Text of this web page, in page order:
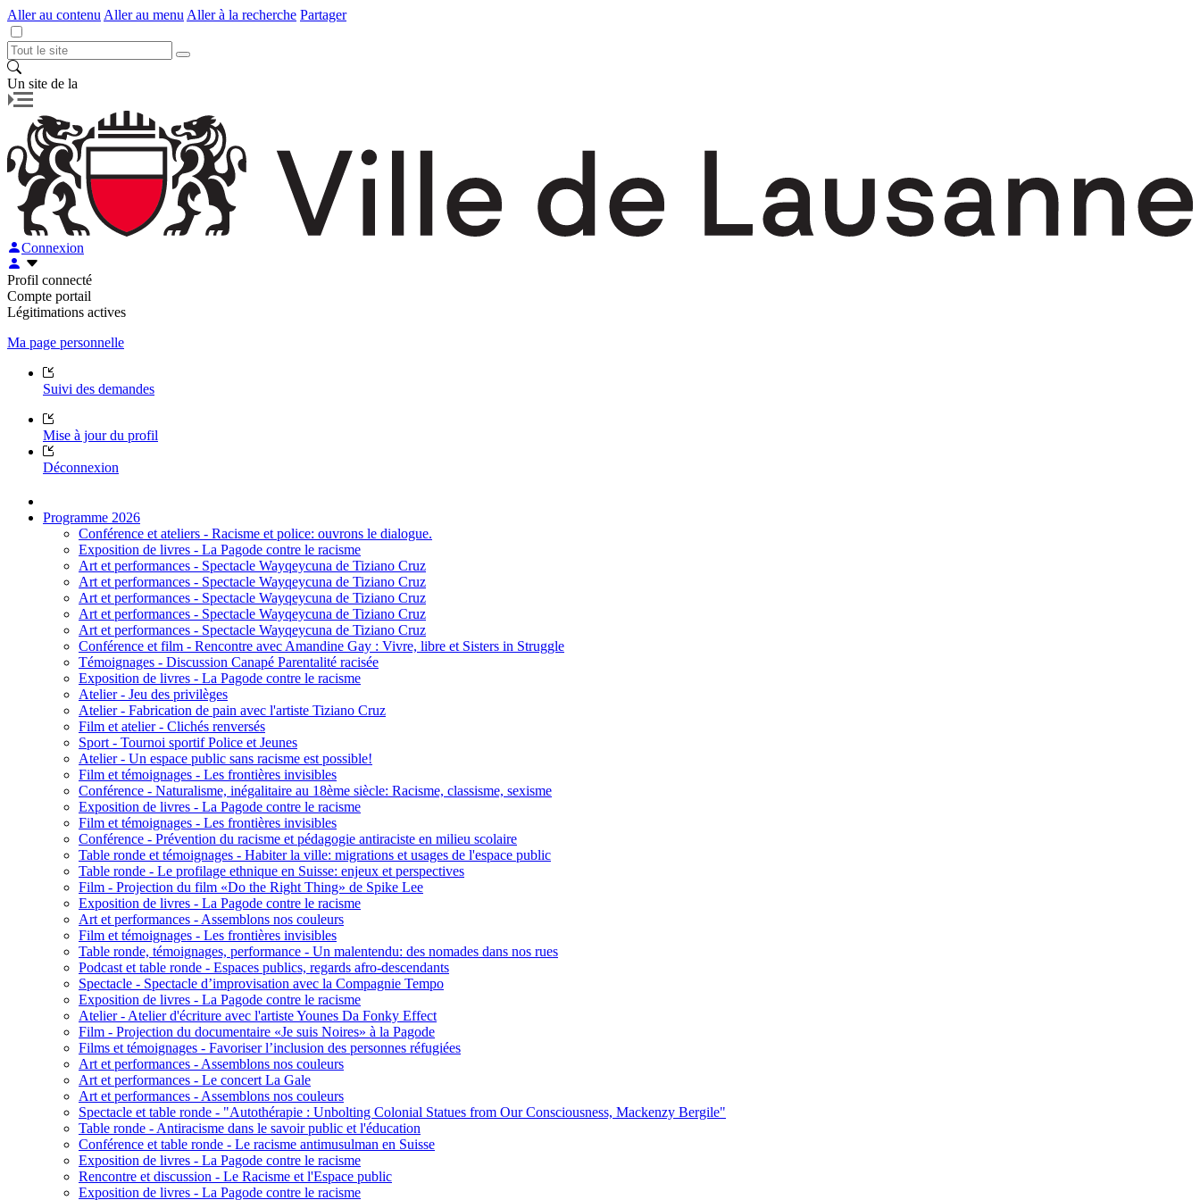
Aller au contenu Aller au menu Aller à la recherche Partager
Un site de la
Connexion
Profil connecté
Compte portail
Légitimations actives
Ma page personnelle
Suivi des demandes
Mise à jour du profil
Déconnexion
Programme 2026
Conférence et ateliers - Racisme et police: ouvrons le dialogue.
Exposition de livres - La Pagode contre le racisme
Art et performances - Spectacle Wayqeycuna de Tiziano Cruz
Art et performances - Spectacle Wayqeycuna de Tiziano Cruz
Art et performances - Spectacle Wayqeycuna de Tiziano Cruz
Art et performances - Spectacle Wayqeycuna de Tiziano Cruz
Art et performances - Spectacle Wayqeycuna de Tiziano Cruz
Conférence et film - Rencontre avec Amandine Gay : Vivre, libre et Sisters in Struggle
Témoignages - Discussion Canapé Parentalité racisée
Exposition de livres - La Pagode contre le racisme
Atelier - Jeu des privilèges
Atelier - Fabrication de pain avec l'artiste Tiziano Cruz
Film et atelier - Clichés renversés
Sport - Tournoi sportif Police et Jeunes
Atelier - Un espace public sans racisme est possible!
Film et témoignages - Les frontières invisibles
Conférence - Naturalisme, inégalitaire au 18ème siècle: Racisme, classisme, sexisme
Exposition de livres - La Pagode contre le racisme
Film et témoignages - Les frontières invisibles
Conférence - Prévention du racisme et pédagogie antiraciste en milieu scolaire
Table ronde et témoignages - Habiter la ville: migrations et usages de l'espace public
Table ronde - Le profilage ethnique en Suisse: enjeux et perspectives
Film - Projection du film «Do the Right Thing» de Spike Lee
Exposition de livres - La Pagode contre le racisme
Art et performances - Assemblons nos couleurs
Film et témoignages - Les frontières invisibles
Table ronde, témoignages, performance - Un malentendu: des nomades dans nos rues
Podcast et table ronde - Espaces publics, regards afro-descendants
Spectacle - Spectacle d’improvisation avec la Compagnie Tempo
Exposition de livres - La Pagode contre le racisme
Atelier - Atelier d'écriture avec l'artiste Younes Da Fonky Effect
Film - Projection du documentaire «Je suis Noires» à la Pagode
Films et témoignages - Favoriser l’inclusion des personnes réfugiées
Art et performances - Assemblons nos couleurs
Art et performances - Le concert La Gale
Art et performances - Assemblons nos couleurs
Spectacle et table ronde - "Autothérapie : Unbolting Colonial Statues from Our Consciousness, Mackenzy Bergile"
Table ronde - Antiracisme dans le savoir public et l'éducation
Conférence et table ronde - Le racisme antimusulman en Suisse
Exposition de livres - La Pagode contre le racisme
Rencontre et discussion - Le Racisme et l'Espace public
Exposition de livres - La Pagode contre le racisme